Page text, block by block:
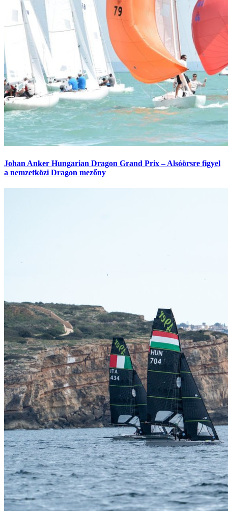
Johan Anker Hungarian Dragon Grand Prix – Alsóörsre figyel
a nemzetközi Dragon mezőny